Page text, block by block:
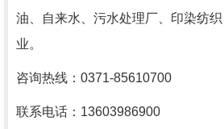
油、自来水、污水处理厂、印染纺
业。
咨询热线：0371-85610700
联系电话： 13603986900